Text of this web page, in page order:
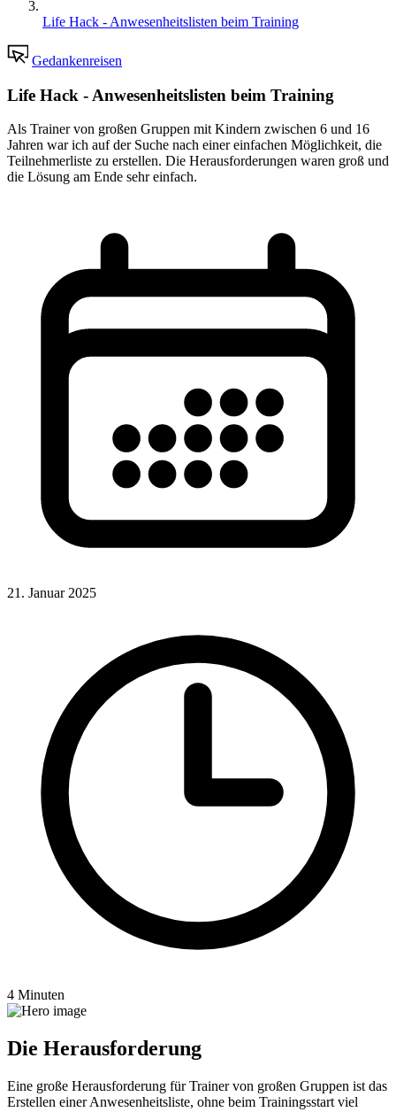
Life Hack - Anwesenheitslisten beim Training
Gedankenreisen
Life Hack - Anwesenheitslisten beim Training
Als Trainer von großen Gruppen mit Kindern zwischen 6 und 16
Jahren war ich auf der Suche nach einer einfachen Möglichkeit, die
Teilnehmerliste zu erstellen. Die Herausforderungen waren groß und
die Lösung am Ende sehr einfach.
21. Januar 2025
4 Minuten
Die Herausforderung
Eine große Herausforderung für Trainer von großen Gruppen ist das
Erstellen einer Anwesenheitsliste, ohne beim Trainingsstart viel